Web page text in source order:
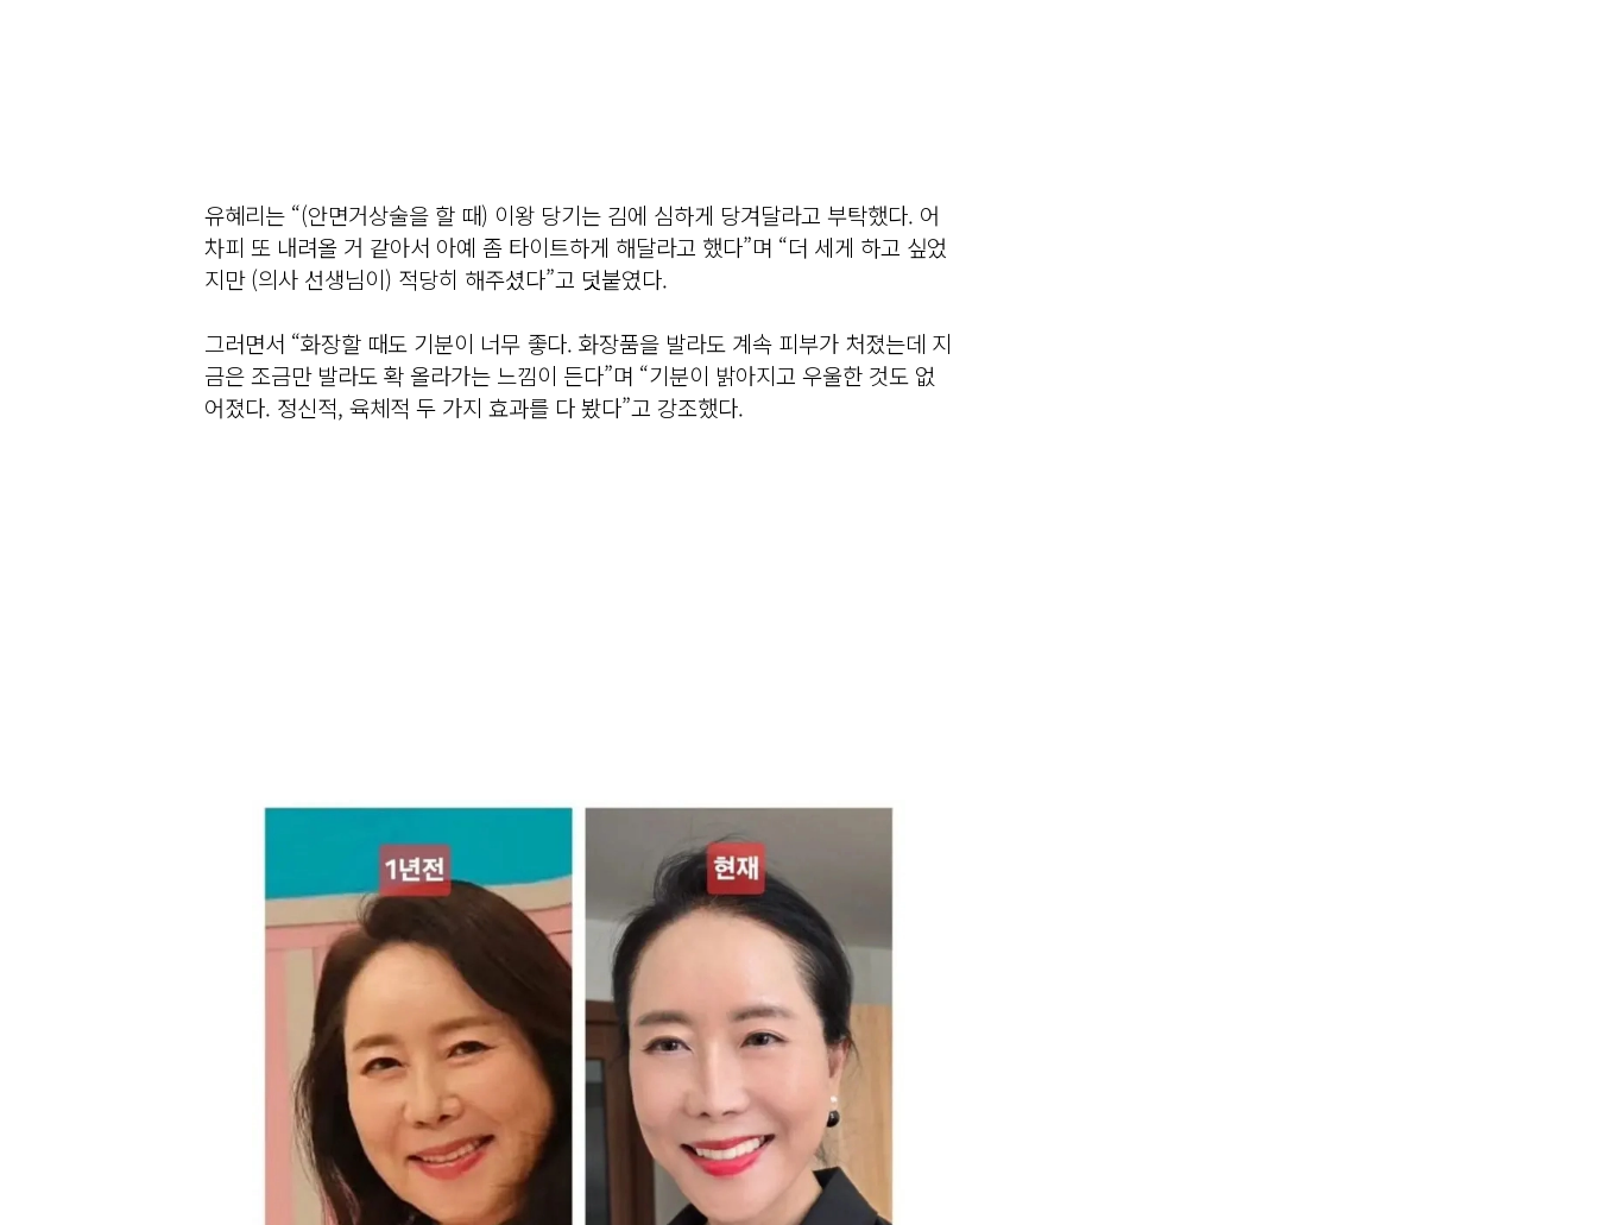
유혜리는 “(안면거상술을 할 때) 이왕 당기는 김에 심하게 당겨달라고 부탁했다. 어
차피 또 내려올 거 같아서 아예 좀 타이트하게 해달라고 했다”며 “더 세게 하고 싶었
지만 (의사 선생님이) 적당히 해주셨다”고 덧붙였다.
그러면서 “화장할 때도 기분이 너무 좋다. 화장품을 발라도 계속 피부가 처졌는데 지
금은 조금만 발라도 확 올라가는 느낌이 든다”며 “기분이 밝아지고 우울한 것도 없
어졌다. 정신적, 육체적 두 가지 효과를 다 봤다”고 강조했다.